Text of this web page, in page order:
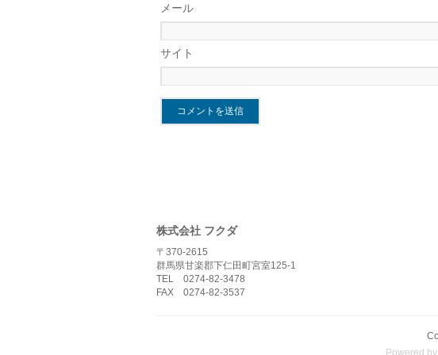
メール
サイト
株式会社 フクダ
〒370-2615
群馬県甘楽郡下仁田町宮室125-1
TEL 0274-82-3478
FAX 0274-82-3537
Powered by